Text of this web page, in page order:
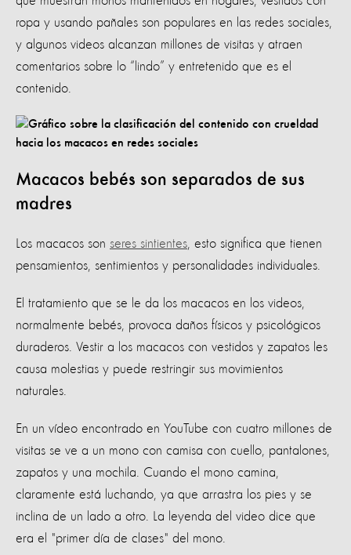
ropa y usando pañales son populares en las redes sociales,
y algunos videos alcanzan millones de visitas y atraen
comentarios sobre lo “lindo” y entretenido que es el
contenido.
Macacos bebés son separados de sus
madres
Los macacos son seres sintientes, esto significa que tienen
pensamientos, sentimientos y personalidades individuales.
El tratamiento que se le da los macacos en los videos,
normalmente bebés, provoca daños físicos y psicológicos
duraderos. Vestir a los macacos con vestidos y zapatos les
causa molestias y puede restringir sus movimientos
naturales.
En un vídeo encontrado en YouTube con cuatro millones de
visitas se ve a un mono con camisa con cuello, pantalones,
zapatos y una mochila. Cuando el mono camina,
claramente está luchando, ya que arrastra los pies y se
inclina de un lado a otro. La leyenda del video dice que
era el "primer día de clases" del mono.